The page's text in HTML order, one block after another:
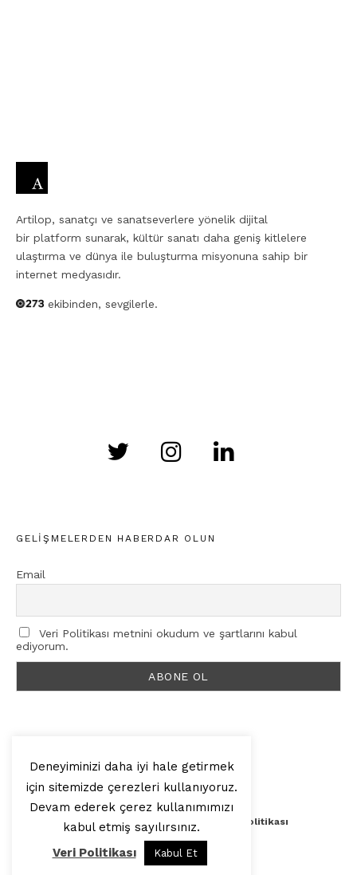
Artilop, sanatçı ve sanatseverlere yönelik dijital
bir platform sunarak, kültür sanatı daha geniş kitlelere
ulaştırma ve dünya ile buluşturma misyonuna sahip bir
internet medyasıdır.
ekibinden, sevgilerle.
GELIŞMELERDEN HABERDAR OLUN
Email
Veri Politikası metnini okudum ve şartlarını kabul
ediyorum.
© 2025, Artilop
Künye Yazar Başvurusu Veri Politikası
Yukarı Çık
Deneyiminizi daha iyi hale getirmek
için sitemizde çerezleri kullanıyoruz.
Devam ederek çerez kullanımımızı
kabul etmiş sayılırsınız.
Veri Politikası
Kabul Et